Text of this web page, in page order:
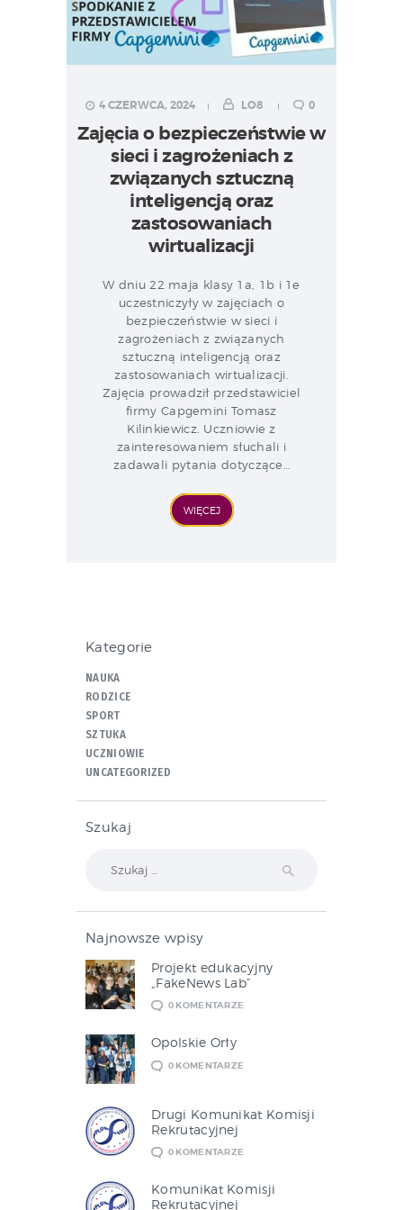
4 CZERWCA, 2024 LO8 0
Zajęcia o bezpieczeństwie w
sieci i zagrożeniach z
związanych sztuczną
inteligencją oraz
zastosowaniach
wirtualizacji
W dniu 22 maja klasy 1a, 1b i 1e
uczestniczyły w zajęciach o
bezpieczeństwie w sieci i
zagrożeniach z związanych
sztuczną inteligencją oraz
zastosowaniach wirtualizacji.
Zajęcia prowadził przedstawiciel
firmy Capgemini Tomasz
Kilinkiewicz. Uczniowie z
zainteresowaniem słuchali i
zadawali pytania dotyczące…
WIĘCEJ
Kategorie
NAUKA
RODZICE
SPORT
SZTUKA
UCZNIOWIE
UNCATEGORIZED
Szukaj
Najnowsze wpisy
Projekt edukacyjny
„FakeNews Lab”
0 KOMENTARZE
Opolskie Orły
0 KOMENTARZE
Drugi Komunikat Komisji
Rekrutacyjnej
0 KOMENTARZE
Komunikat Komisji
Rekrutacyjnej